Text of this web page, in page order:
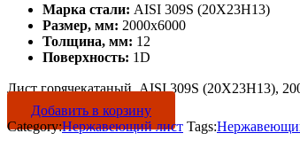
Марка стали: AISI 309S (20Х23Н13)
Размер, мм: 2000х6000
Толщина, мм: 12
Поверхность: 1D
Лист горячекатаный, AISI 309S (20Х23Н13),
Добавить в корзину
Category:Нержавеющий лист Tags: